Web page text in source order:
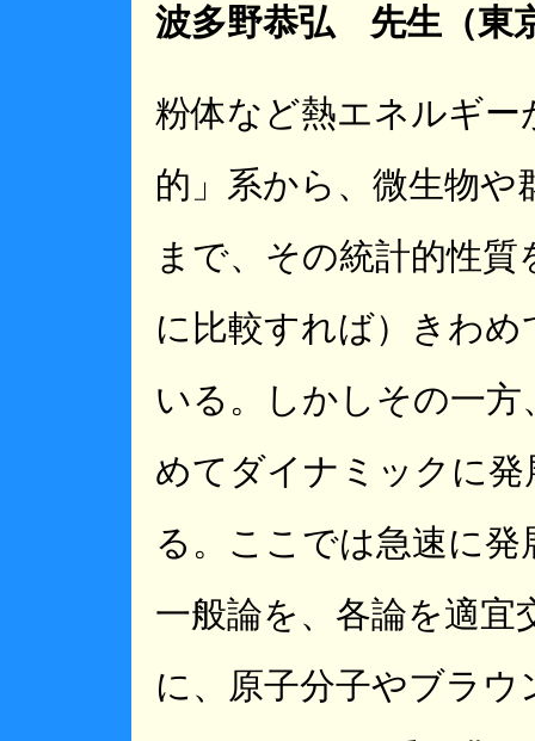
波多野恭弘 先生（
粉体など熱エネルギ
的」系から、微生物や
まで、その統計的性
に比較すれば）きわ
いる。しかしその一
めてダイナミックに
る。ここでは急速に
一般論を、各論を適
に、原子分子やブラ